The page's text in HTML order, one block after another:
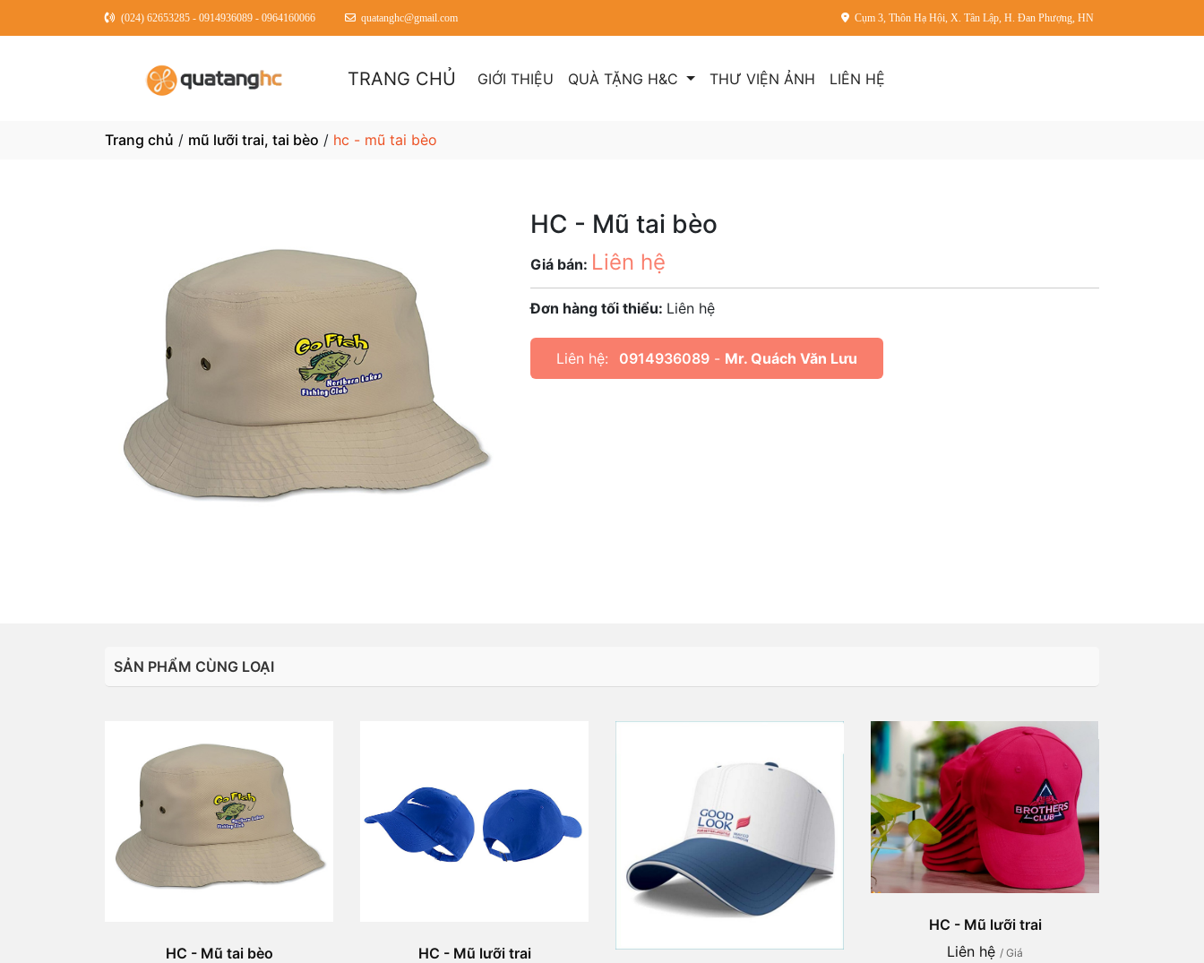
(024) 62653285 - 0914936089 - 0964160066 quatanghc@gmail.com Cụm 3, Thôn Hạ Hội, X. Tân Lập, H. Đan Phượng, HN
TRANG CHỦ GIỚI THIỆU QUÀ TẶNG H&C THƯ VIỆN ẢNH LIÊN HỆ
Trang chủ / mũ lưỡi trai, tai bèo / hc - mũ tai bèo
HC - Mũ tai bèo
Giá bán: Liên hệ
Đơn hàng tối thiểu: Liên hệ
Liên hệ: 0914936089- Mr. Quách Văn Lưu
SẢN PHẨM CÙNG LOẠI
HC - Mũ tai bèo
HC - Mũ lưỡi trai
HC - Mũ lưỡi trai
Liên hệ / Giá